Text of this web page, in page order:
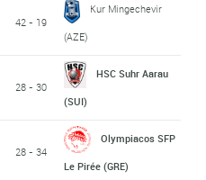
42 - 19
Kur Mingechevir
(AZE)
28 - 30
HSC Suhr Aarau
(SUI)
28 - 34
Olympiacos SFP
Le Pirée (GRE)